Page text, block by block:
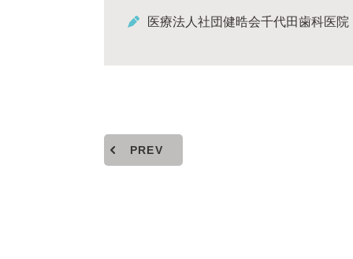
医療法人社団健晧会千代田歯科医院
PREV